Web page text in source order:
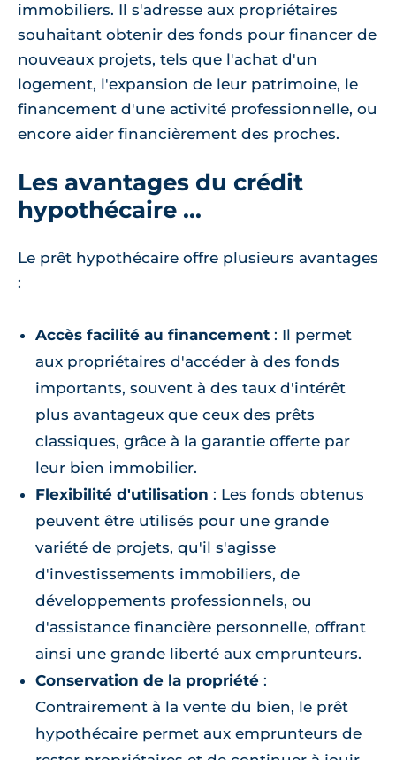
immobiliers. Il s'adresse aux propriétaires
souhaitant obtenir des fonds pour financer de
nouveaux projets, tels que l'achat d'un
logement, l'expansion de leur patrimoine, le
financement d'une activité professionnelle, ou
encore aider financièrement des proches.
Les avantages du crédit
hypothécaire ...
Le prêt hypothécaire offre plusieurs avantages
:
Accès facilité au financement : Il permet
aux propriétaires d'accéder à des fonds
importants, souvent à des taux d'intérêt
plus avantageux que ceux des prêts
classiques, grâce à la garantie offerte par
leur bien immobilier.
Flexibilité d'utilisation : Les fonds obtenus
peuvent être utilisés pour une grande
variété de projets, qu'il s'agisse
d'investissements immobiliers, de
développements professionnels, ou
d'assistance financière personnelle, offrant
ainsi une grande liberté aux emprunteurs.
Conservation de la propriété :
Contrairement à la vente du bien, le prêt
hypothécaire permet aux emprunteurs de